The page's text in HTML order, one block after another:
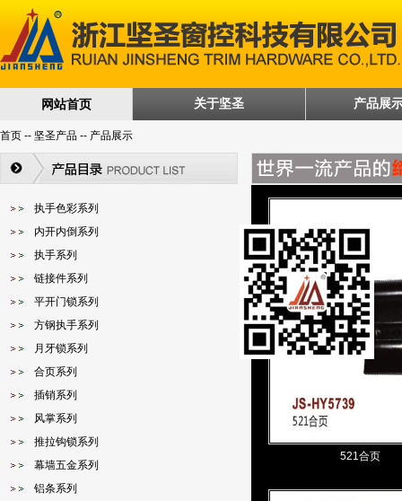
网站首页 关于坚圣 产品展
首页 -- 坚圣产品 -- 产品展示
执手色彩系列
内开内倒系列
执手系列
链接件系列
平开门锁系列
方钢执手系列
月牙锁系列
合页系列
插销系列
风掌系列
推拉钩锁系列
幕墙五金系列
铝条系列
521合页